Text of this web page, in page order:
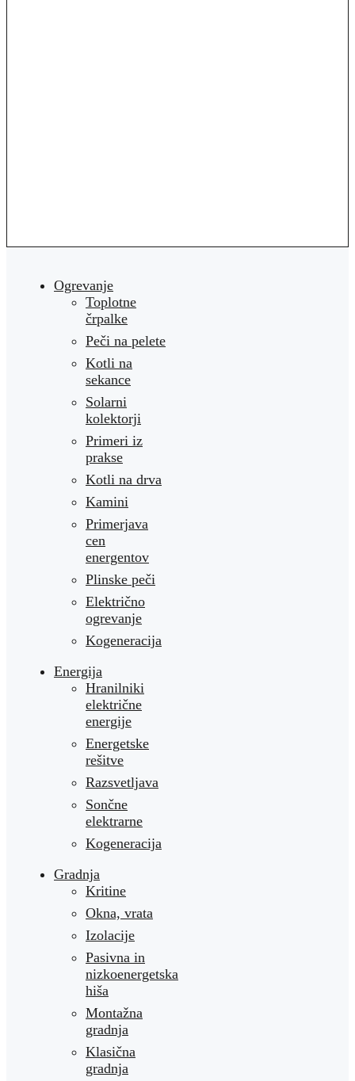
Ogrevanje
Toplotne
črpalke
Peči na pelete
Kotli na
sekance
Solarni
kolektorji
Primeri iz
prakse
Kotli na drva
Kamini
Primerjava
cen
energentov
Plinske peči
Električno
ogrevanje
Kogeneracija
Energija
Hranilniki
električne
energije
Energetske
rešitve
Razsvetljava
Sončne
elektrarne
Kogeneracija
Gradnja
Kritine
Okna, vrata
Izolacije
Pasivna in
nizkoenergetska
hiša
Montažna
gradnja
Klasična
gradnja